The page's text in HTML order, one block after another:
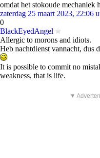
omdat het stokoude mechaniek
zaterdag 25 maart 2023, 22:06
0
BlackEyedAngel
Allergic to morons and idiots.
Heb nachtdienst vannacht, dus
It is possible to commit no
weakness, that is life.
▼